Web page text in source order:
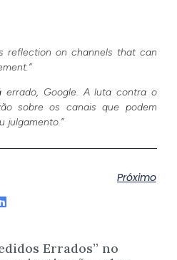
reflection on channels that can
errado, Google. A luta contra o
sobre os canais que podem
julgamento.”
Próximo
Errados” no